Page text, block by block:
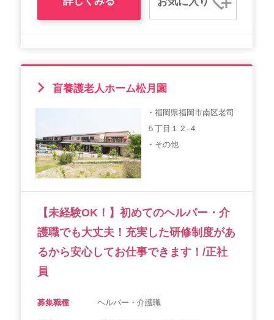
盲養護老人ホーム松月園
・福岡県福岡市南区老司
５丁目１２-４
・その他
【未経験OK！】初めてのヘルパー・介
護職でも大丈夫！充実した研修制度があ
るから安心してお仕事できます！/正社
員
募集職種 ヘルパー・介護職